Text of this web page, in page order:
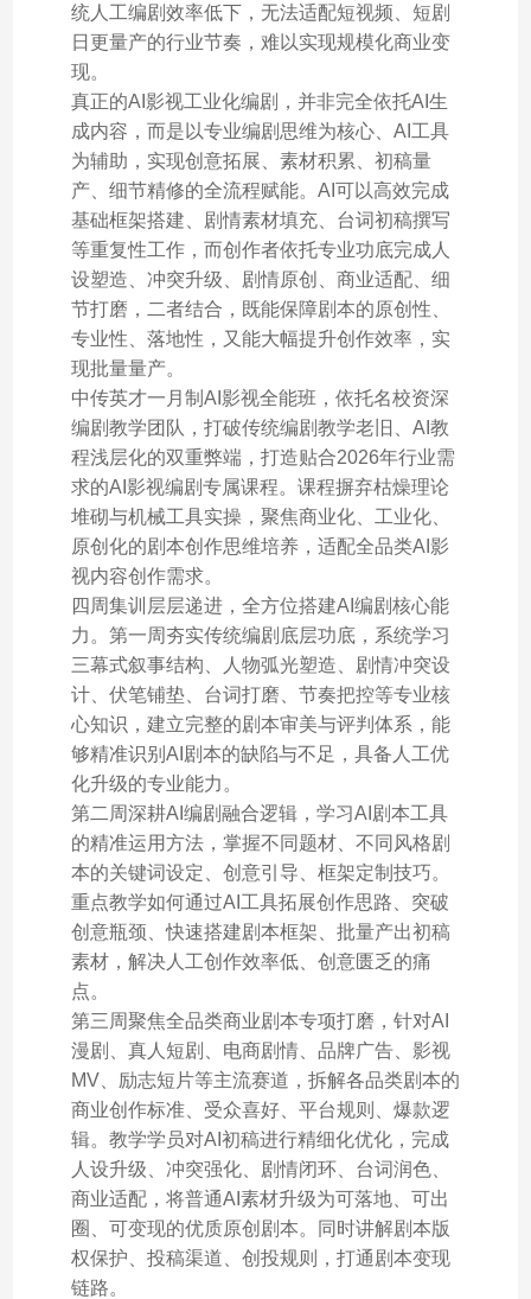
统人工编剧效率低下，无法适配短视频、短剧
日更量产的行业节奏，难以实现规模化商业变
现。
真正的AI影视工业化编剧，并非完全依托AI生
成内容，而是以专业编剧思维为核心、AI工具
为辅助，实现创意拓展、素材积累、初稿量
产、细节精修的全流程赋能。AI可以高效完成
基础框架搭建、剧情素材填充、台词初稿撰写
等重复性工作，而创作者依托专业功底完成人
设塑造、冲突升级、剧情原创、商业适配、细
节打磨，二者结合，既能保障剧本的原创性、
专业性、落地性，又能大幅提升创作效率，实
现批量量产。
中传英才一月制AI影视全能班，依托名校资深
编剧教学团队，打破传统编剧教学老旧、AI教
程浅层化的双重弊端，打造贴合2026年行业需
求的AI影视编剧专属课程。课程摒弃枯燥理论
堆砌与机械工具实操，聚焦商业化、工业化、
原创化的剧本创作思维培养，适配全品类AI影
视内容创作需求。
四周集训层层递进，全方位搭建AI编剧核心能
力。第一周夯实传统编剧底层功底，系统学习
三幕式叙事结构、人物弧光塑造、剧情冲突设
计、伏笔铺垫、台词打磨、节奏把控等专业核
心知识，建立完整的剧本审美与评判体系，能
够精准识别AI剧本的缺陷与不足，具备人工优
化升级的专业能力。
第二周深耕AI编剧融合逻辑，学习AI剧本工具
的精准运用方法，掌握不同题材、不同风格剧
本的关键词设定、创意引导、框架定制技巧。
重点教学如何通过AI工具拓展创作思路、突破
创意瓶颈、快速搭建剧本框架、批量产出初稿
素材，解决人工创作效率低、创意匮乏的痛
点。
第三周聚焦全品类商业剧本专项打磨，针对AI
漫剧、真人短剧、电商剧情、品牌广告、影视
MV、励志短片等主流赛道，拆解各品类剧本的
商业创作标准、受众喜好、平台规则、爆款逻
辑。教学学员对AI初稿进行精细化优化，完成
人设升级、冲突强化、剧情闭环、台词润色、
商业适配，将普通AI素材升级为可落地、可出
圈、可变现的优质原创剧本。同时讲解剧本版
权保护、投稿渠道、创投规则，打通剧本变现
链路。